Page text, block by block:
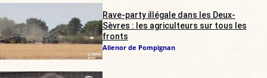
Rave-party illégale dans les Deux-
Sèvres : les agriculteurs sur tous les
fronts
Alienor de Pompignan